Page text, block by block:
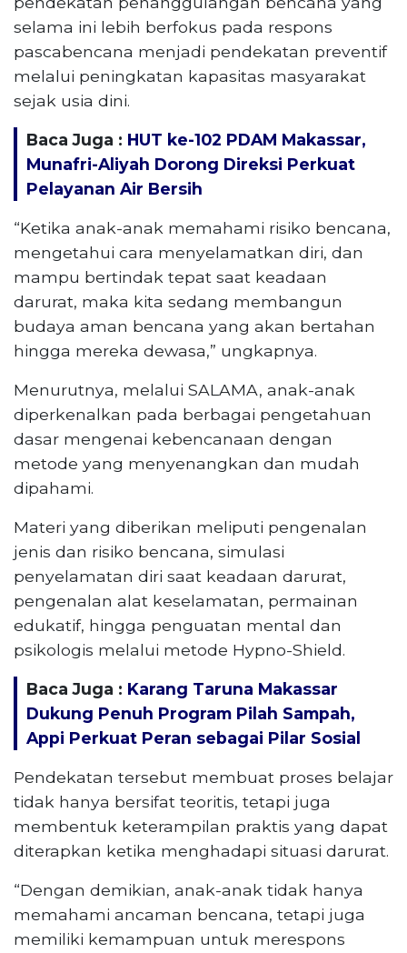
selama ini lebih berfokus pada respons
pascabencana menjadi pendekatan preventif
melalui peningkatan kapasitas masyarakat
sejak usia dini.
Baca Juga : HUT ke-102 PDAM Makassar,
Munafri-Aliyah Dorong Direksi Perkuat
Pelayanan Air Bersih
“Ketika anak-anak memahami risiko bencana,
mengetahui cara menyelamatkan diri, dan
mampu bertindak tepat saat keadaan
darurat, maka kita sedang membangun
budaya aman bencana yang akan bertahan
hingga mereka dewasa,” ungkapnya.
Menurutnya, melalui SALAMA, anak-anak
diperkenalkan pada berbagai pengetahuan
dasar mengenai kebencanaan dengan
metode yang menyenangkan dan mudah
dipahami.
Materi yang diberikan meliputi pengenalan
jenis dan risiko bencana, simulasi
penyelamatan diri saat keadaan darurat,
pengenalan alat keselamatan, permainan
edukatif, hingga penguatan mental dan
psikologis melalui metode Hypno-Shield.
Baca Juga : Karang Taruna Makassar
Dukung Penuh Program Pilah Sampah,
Appi Perkuat Peran sebagai Pilar Sosial
Pendekatan tersebut membuat proses belajar
tidak hanya bersifat teoritis, tetapi juga
membentuk keterampilan praktis yang dapat
diterapkan ketika menghadapi situasi darurat.
“Dengan demikian, anak-anak tidak hanya
memahami ancaman bencana, tetapi juga
memiliki kemampuan untuk merespons